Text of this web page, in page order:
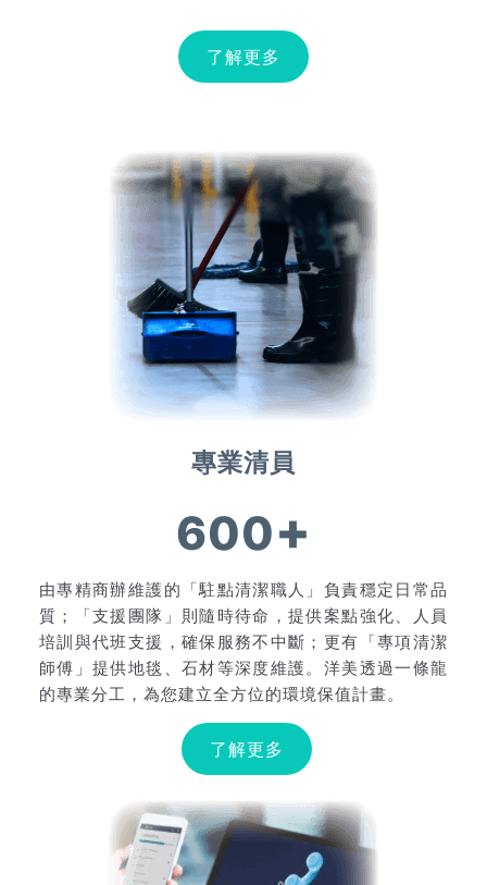
了解更多
專業清員
600+
由專精商辦維護的「駐點清潔職人」負責穩定日常品
質；「支援團隊」則隨時待命，提供案點強化、人員
培訓與代班支援，確保服務不中斷；更有「專項清潔
師傅」提供地毯、石材等深度維護。洋美透過一條龍
的專業分工，為您建立全方位的環境保值計畫。
了解更多